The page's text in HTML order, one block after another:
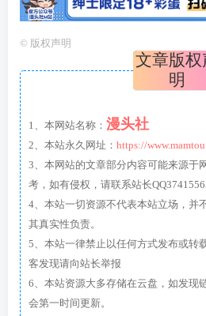
© 版权声明
文章版权
明
1、本网站名称： 漫头社
2、本站永久网址： https://
3、本网站的文章部分内容可能来源于
考，如有侵权，请联系站长
4、本站一切资源不代表本站立场，并
其真实性负责。
5、本站一律禁止以任何方式发布或转
客发现请向站长举报
6、本站资源大多存储在云盘，如发现
会第一时间更新。